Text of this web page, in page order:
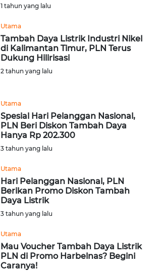
1 tahun yang lalu
Utama
Tambah Daya Listrik Industri Nikel
di Kalimantan Timur, PLN Terus
Dukung Hilirisasi
2 tahun yang lalu
Utama
Spesial Hari Pelanggan Nasional,
PLN Beri Diskon Tambah Daya
Hanya Rp 202.300
3 tahun yang lalu
Utama
Hari Pelanggan Nasional, PLN
Berikan Promo Diskon Tambah
Daya Listrik
3 tahun yang lalu
Utama
Mau Voucher Tambah Daya Listrik
PLN di Promo Harbelnas? Begini
Caranya!